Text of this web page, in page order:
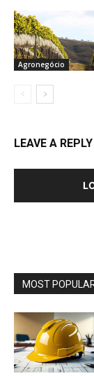
Agronegócio
LEAVE A REPLY
MOST